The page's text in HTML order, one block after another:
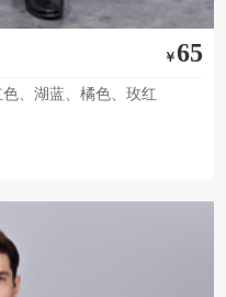
￥65
、湖蓝、橘色、玫红